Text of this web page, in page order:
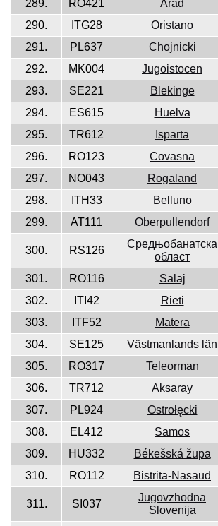
289.
RO421 Arad
290.
ITG28 Oristano
291.
PL637 Chojnicki
292.
MK004 Jugoistocen
293.
SE221 Blekinge
294.
ES615 Huelva
295.
TR612 Isparta
296.
RO123 Covasna
297.
NO043 Rogaland
298.
ITH33 Belluno
299.
AT111 Oberpullendorf
300. RS126
Средњобанатска
област
301. RO116 Salaj
302.
ITI42 Rieti
303.
ITF52 Matera
304.
SE125 Västmanlands län
305.
RO317 Teleorman
306.
TR712 Aksaray
307.
PL924 Ostrołęcki
308.
EL412 Samos
309.
HU332 Békešská župa
310.
RO112 Bistrita-Nasaud
311. SI037
Jugovzhodna
Slovenija